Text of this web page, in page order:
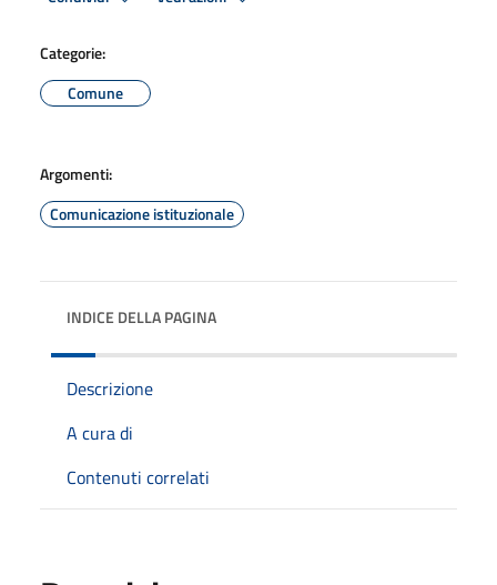
Categorie:
Comune
Argomenti:
Comunicazione istituzionale
INDICE DELLA PAGINA
Descrizione
A cura di
Contenuti correlati